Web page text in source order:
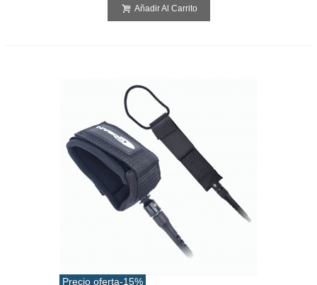
Añadir Al Carrito
Precio oferta-15%